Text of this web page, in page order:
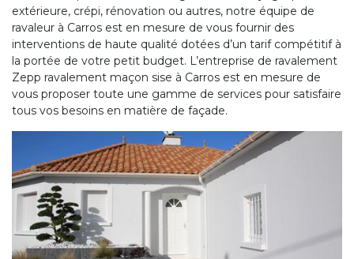
extérieure, crépi, rénovation ou autres, notre équipe de
ravaleur à Carros est en mesure de vous fournir des
interventions de haute qualité dotées d’un tarif compétitif à
la portée de votre petit budget. L’entreprise de ravalement
Zepp ravalement maçon sise à Carros est en mesure de
vous proposer toute une gamme de services pour satisfaire
tous vos besoins en matière de façade.